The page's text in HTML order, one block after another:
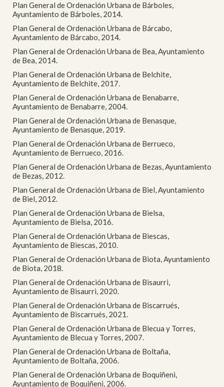
Plan General de Ordenación Urbana de Bárboles,
Ayuntamiento de Bárboles, 2014.
Plan General de Ordenación Urbana de Bárcabo,
Ayuntamiento de Bárcabo, 2014.
Plan General de Ordenación Urbana de Bea, Ayuntamiento
de Bea, 2014.
Plan General de Ordenación Urbana de Belchite,
Ayuntamiento de Belchite, 2017.
Plan General de Ordenación Urbana de Benabarre,
Ayuntamiento de Benabarre, 2004.
Plan General de Ordenación Urbana de Benasque,
Ayuntamiento de Benasque, 2019.
Plan General de Ordenación Urbana de Berrueco,
Ayuntamiento de Berrueco, 2016.
Plan General de Ordenación Urbana de Bezas, Ayuntamiento
de Bezas, 2012.
Plan General de Ordenación Urbana de Biel, Ayuntamiento
de Biel, 2012.
Plan General de Ordenación Urbana de Bielsa,
Ayuntamiento de Bielsa, 2016.
Plan General de Ordenación Urbana de Biescas,
Ayuntamiento de Biescas, 2010.
Plan General de Ordenación Urbana de Biota, Ayuntamiento
de Biota, 2018.
Plan General de Ordenación Urbana de Bisaurri,
Ayuntamiento de Bisaurri, 2020.
Plan General de Ordenación Urbana de Biscarrués,
Ayuntamiento de Biscarrués, 2021.
Plan General de Ordenación Urbana de Blecua y Torres,
Ayuntamiento de Blecua y Torres, 2007.
Plan General de Ordenación Urbana de Boltaña,
Ayuntamiento de Boltaña, 2006.
Plan General de Ordenación Urbana de Boquiñeni,
Ayuntamiento de Boquiñeni, 2006.